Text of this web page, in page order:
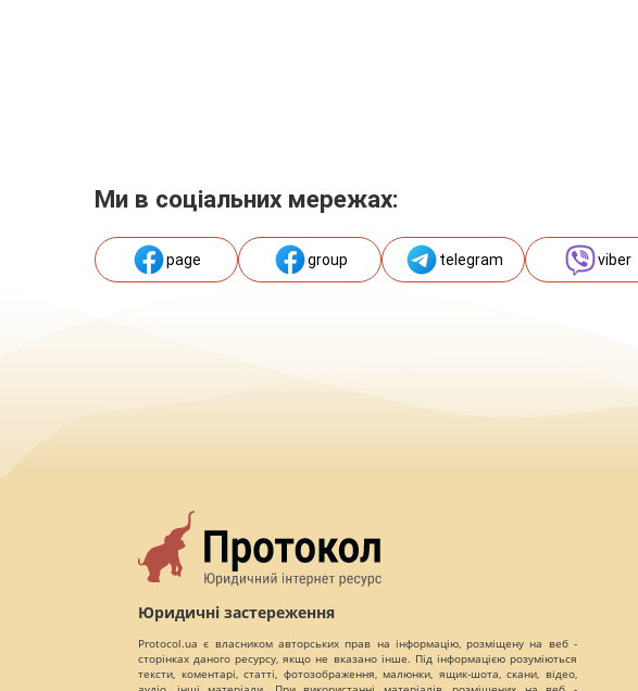
Ми в соціальних мережах:
page group telegram viber
Юридичні застереження
Protocol.ua є власником авторських прав на інформацію, розміщену на веб -
сторінках даного ресурсу, якщо не вказано інше. Під інформацією розуміються
тексти, коментарі, статті, фотозображення, малюнки, ящик-шота, скани, відео,